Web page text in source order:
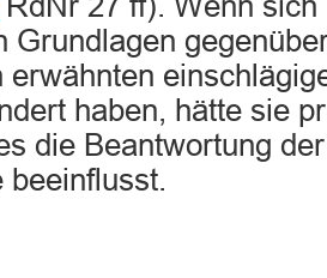
Grundlagen
erwähnten
haben, hätte sie
die Beantwortung
beeinflusst.